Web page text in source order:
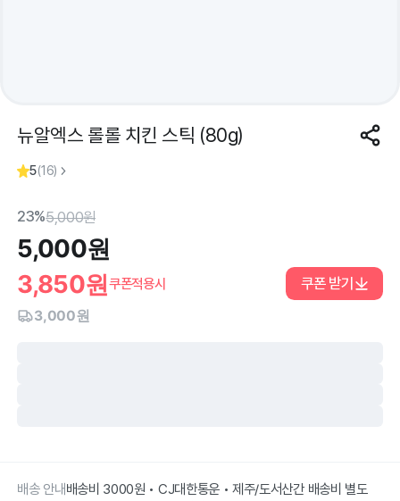
뉴알엑스 롤롤 치킨 스틱 (80g)
5(16)
23%5,000원
5,000원
3,850원쿠폰적용시 쿠폰 받기
3,000원
배송 안내배송비 3000원 • CJ대한통운 • 제주/도서산간 배송비 별도